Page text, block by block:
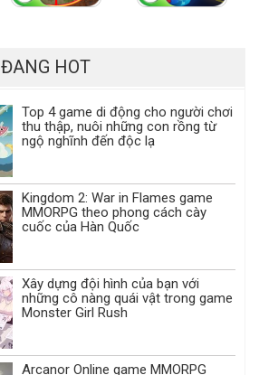
ĐANG HOT
Top 4 game di động cho người chơi
thu thập, nuôi những con rồng từ
ngộ nghĩnh đến độc lạ
Kingdom 2: War in Flames game
MMORPG theo phong cách cày
cuốc của Hàn Quốc
Xây dựng đội hình của bạn với
những cô nàng quái vật trong game
Monster Girl Rush
Arcanor Online game MMORPG